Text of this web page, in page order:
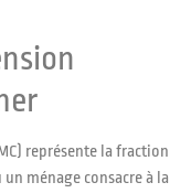
représente la fraction
ménage consacre à la